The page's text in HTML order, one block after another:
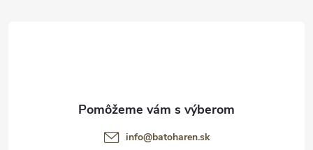
info@batoharen.sk